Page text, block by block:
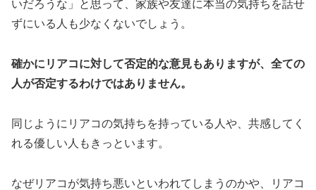
いだろうな」と思って、家族や友達に本当の気持ちを話せ
ずにいる人も少なくないでしょう。
確かにリアコに対して否定的な意見もありますが、全ての
人が否定するわけではありません。
同じようにリアコの気持ちを持っている人や、共感してく
れる優しい人もきっといます。
なぜリアコが気持ち悪いといわれてしまうのかや、リアコ